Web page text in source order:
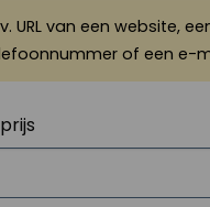
URL van een website,
of een e-